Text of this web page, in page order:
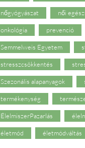
nőgyógyászat női
onkológia prevenció
Semmelweis Egyetem
stresszcsökkentés
Szezonális alapanyagok
termékenység
ÉlelmiszerPazarlás
életmód életmódváltás